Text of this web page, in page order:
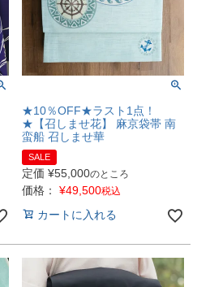
★10％OFF★ラスト1点！
★【召しませ花】 麻京袋帯 南
蛮船 召しませ華
SALE
定価 ¥55,000のところ
価格： ¥49,500税込
カートに入れる